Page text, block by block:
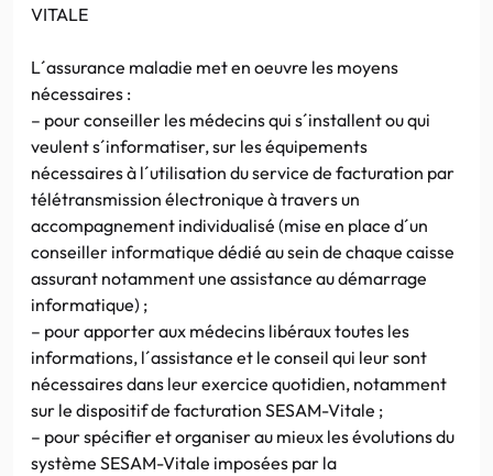
VITALE
L´assurance maladie met en oeuvre les moyens
nécessaires :
– pour conseiller les médecins qui s´installent ou qui
veulent s´informatiser, sur les équipements
nécessaires à l´utilisation du service de facturation par
télétransmission électronique à travers un
accompagnement individualisé (mise en place d´un
conseiller informatique dédié au sein de chaque caisse
assurant notamment une assistance au démarrage
informatique) ;
– pour apporter aux médecins libéraux toutes les
informations, l´assistance et le conseil qui leur sont
nécessaires dans leur exercice quotidien, notamment
sur le dispositif de facturation SESAM-Vitale ;
– pour spécifier et organiser au mieux les évolutions du
système SESAM-Vitale imposées par la